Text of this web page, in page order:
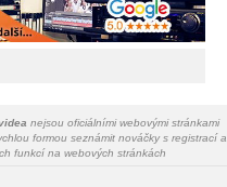
nejsou oficiálními webovými stránkami
formou seznámit nováčky s registrací a
funkcí na webových stránkách